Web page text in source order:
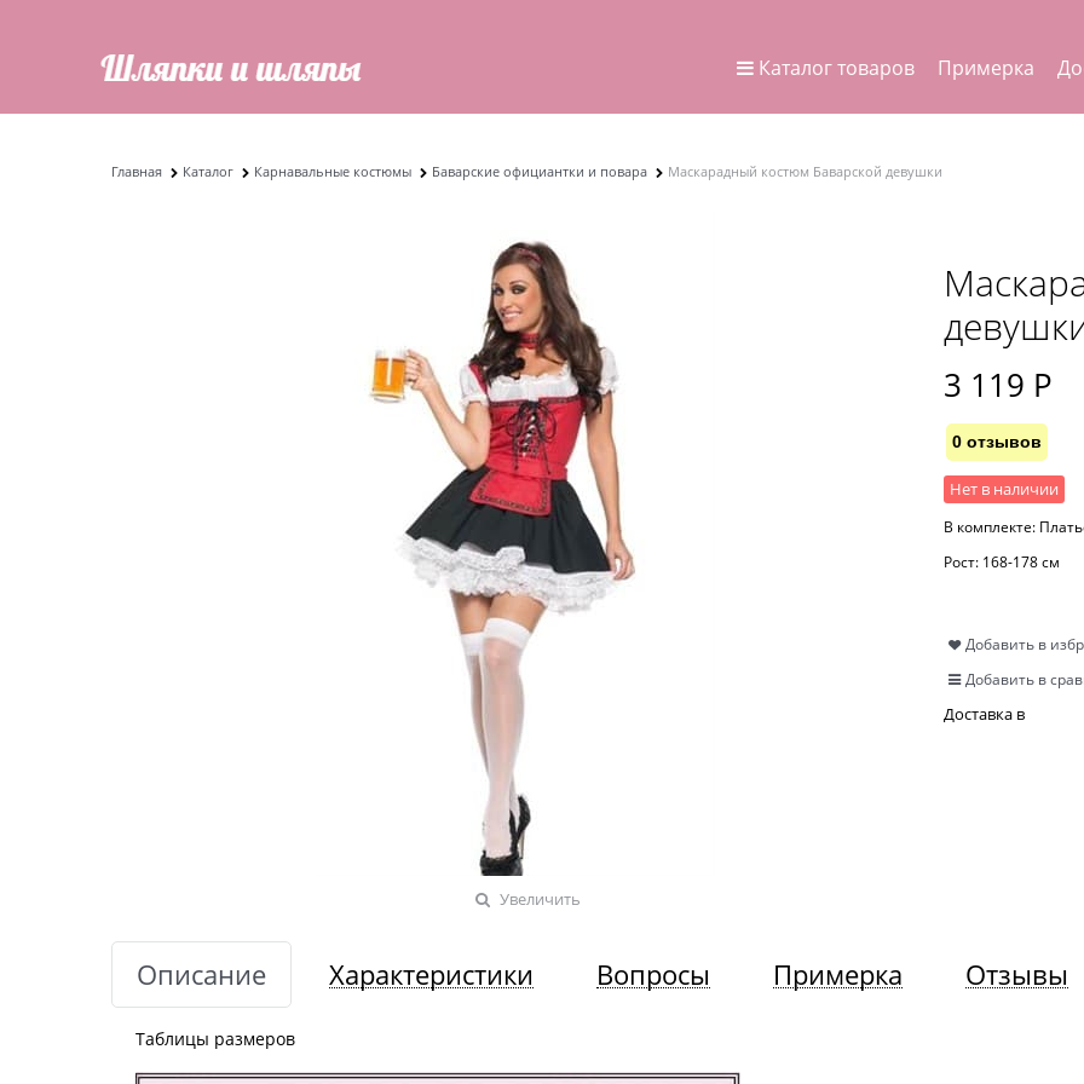
Каталог товаров Примерка
Главная Каталог Карнавальные костюмы Баварские официантки и повара Маскарадный костюм Баварской девушки
Увеличить
3 119 Р
0 отзывов
Нет в наличии
В комплекте:
Рост: 168-178 см
Добавить в
Добавить в
Доставка в
Описание Характеристики Вопросы Примерка Отзывы
Таблицы размеров